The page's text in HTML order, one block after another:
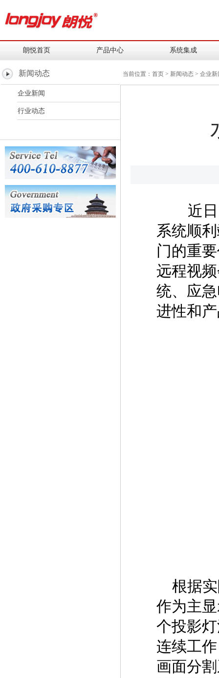
朗悦首页 产品中心 系统集成
新闻动态
企业新闻
行业动态
当前位置： 首页 > 新闻动态 > 企业新
近
系统顺
门的重
远程视
统、应
进性和
根据
作为主
个投影
连续工
画面分